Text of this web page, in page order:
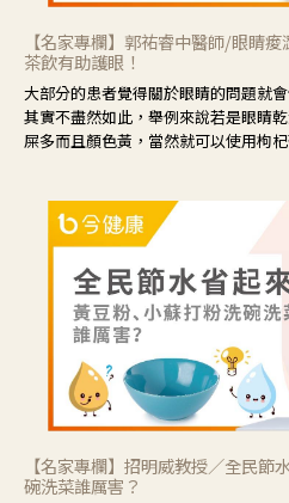
【名家專欄】郭祐睿中醫師/眼睛
茶飲有助護眼！
大部分的患者覺得關於眼睛的問題就
其實不盡然如此，舉例來說若是眼睛
屎多而且顏色黃，當然就可以使用枸
候就要使用菊花、金銀花來治療；假
眼睛周圍沒有眼屎，這種情況是屬於
藕、麥門冬、山藥等比較滋潤的藥材
【名家專欄】招明威教授／全民
碗洗菜誰厲害？